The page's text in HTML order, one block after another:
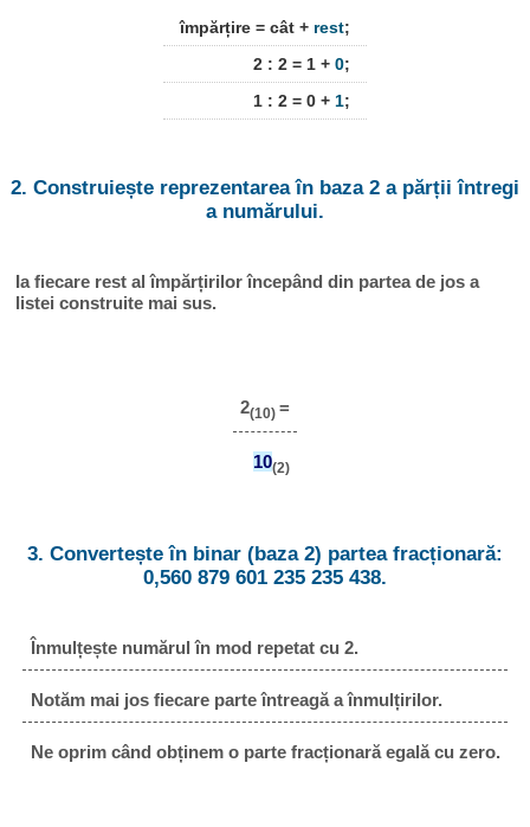
împărțire = cât + rest;
2 : 2 = 1 + 0;
1 : 2 = 0 + 1;
2. Construiește reprezentarea în baza 2 a părții întregi
a numărului.
Ia fiecare rest al împărțirilor începând din partea de jos a
listei construite mai sus.
2(10) =
10(2)
3. Convertește în binar (baza 2) partea fracționară:
0,560 879 601 235 235 438.
Înmulțește numărul în mod repetat cu 2.
Notăm mai jos fiecare parte întreagă a înmulțirilor.
Ne oprim când obținem o parte fracționară egală cu zero.